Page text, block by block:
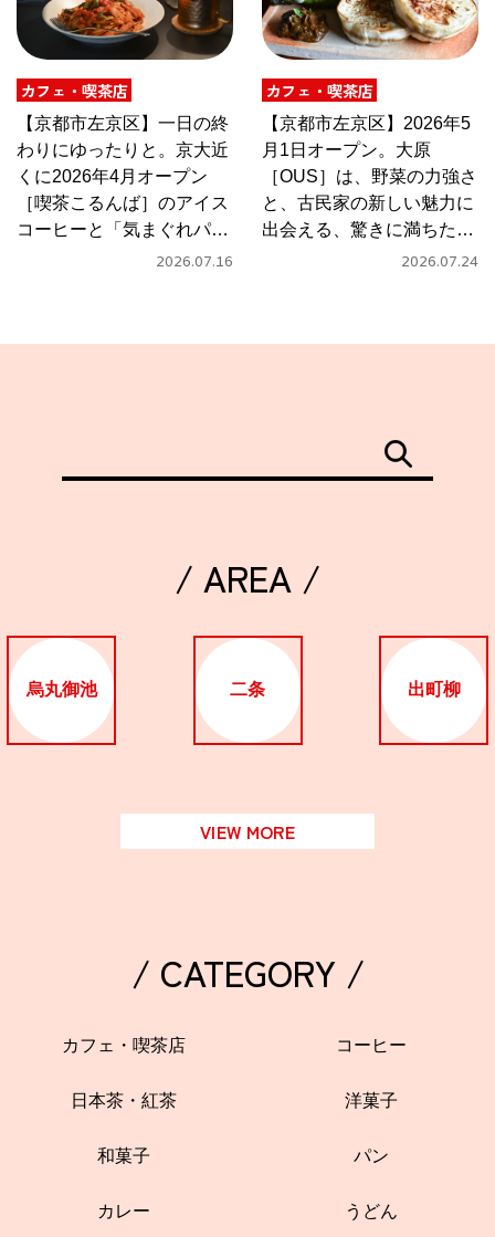
カフェ・喫茶店
【京都市左京区】一日の終
わりにゆったりと。京大近
くに2026年4月オープン
［喫茶こるんば］のアイス
コーヒーと「気まぐれパス
2026.07.16
カフェ・喫茶店
【京都市左京区】2026年5
月1日オープン。大原
［OUS］は、野菜の力強さ
と、古民家の新しい魅力に
出会える、驚きに満ちたカ
2026.07.24
/ AREA /
烏丸御池 二条 出町柳
VIEW MORE
/ CATEGORY /
カフェ・喫茶店 コーヒー
日本茶・紅茶 洋菓子
和菓子 パン
カレー うどん